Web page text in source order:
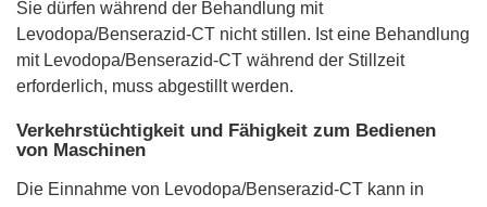
Sie dürfen während der Behandlung mit
Levodopa/Benserazid-CT nicht stillen. Ist eine Behandlung
mit Levodopa/Benserazid-CT während der Stillzeit
erforderlich, muss abgestillt werden.
Verkehrstüchtigkeit und Fähigkeit zum Bedienen
von Maschinen
Die Einnahme von Levodopa/Benserazid-CT kann in